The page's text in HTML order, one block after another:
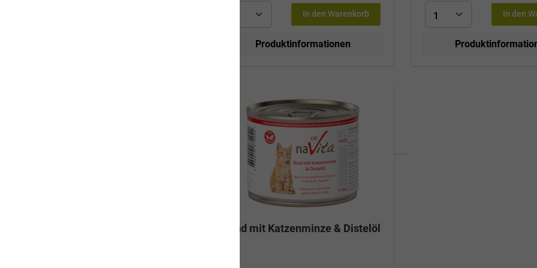
Katze ausgewogen und
abwechslungsreich. Damit Ihre Katze
immer frische Nahrung erhält, bieten wir
an. Es ist empfehlenswert, angefangene
150g4-10kg 300-400g Die
Angaben sind Richtwerte. Der individuelle,
tägliche Bedarf Ihrer Katze hängt von
weiteren Faktoren wie Rasse, Alter, Aktivität
und Haltung ab.
In den Warenkorb
Produktinformationen
In den
Rind mit Katzenminze & Distelöl